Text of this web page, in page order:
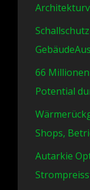
66
Potential
Shops,
Autarkie